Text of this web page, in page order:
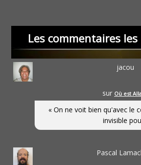
Les commentaires
jacou
sur Où est
« On ne voit bien qu'avec le
invisible
Pascal